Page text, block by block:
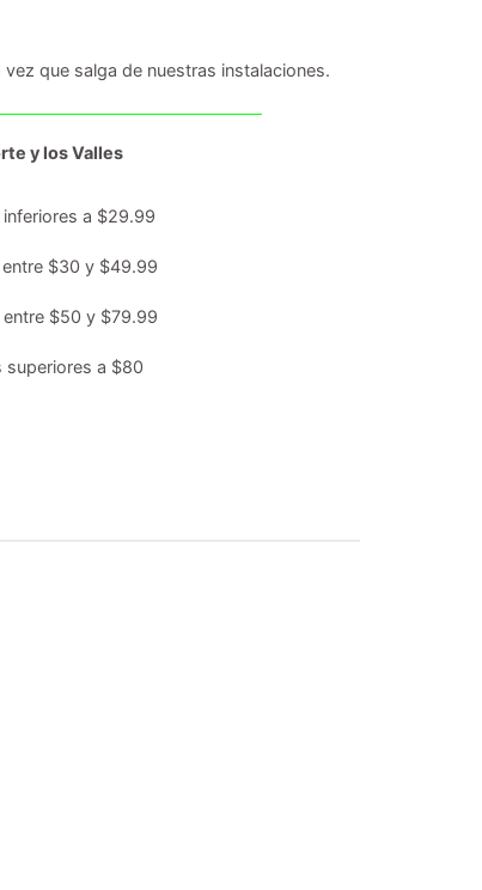
vez que salga de nuestras instalaciones.
y los Valles
a $29.99
$30 y $49.99
$50 y $79.99
a $80